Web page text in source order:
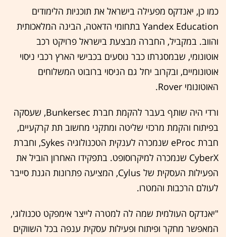
כמו כן, יאנדקס מפעילה בישראל את תוכניות הלימודים
Yandex Education בתחומי הדאטה, הבינה המלאכותית
והווב. במקביל, החברה מבצעת בישראל פרויקט רכב
אוטונומי, שבמסגרתו כבר נוסעים בכבישי הארץ רכבי ניסוי
אוטונומיים, ובקרוב יחל גם הניסוי ברובוט המשלוחים
האוטונומי Rover.
ורדי היה שותף בעבר להקמת חברת Bunkersec, שעסקה
בפיתוח והקמת מרכזי שליטה ומתקני מחשוב תת קרקעיים,
חברת eProc שנמכרה לענקית הטכנולוגיה Sykes, וחברת
CyberX שנמכרה למיקרוסופט. בתפקידו האחרון הוביל את
הפעילות העסקית של Cylus, המציעה פתרונות הגנת סייבר
לעולם הרכבות והמטרו.
"יאנדקס העולמית שמה לה למטרה לייצר אימפקט טכנולוגי,
המאפשר מחקר ופיתוח ופעילות עסקית ענפה בכל השווקים